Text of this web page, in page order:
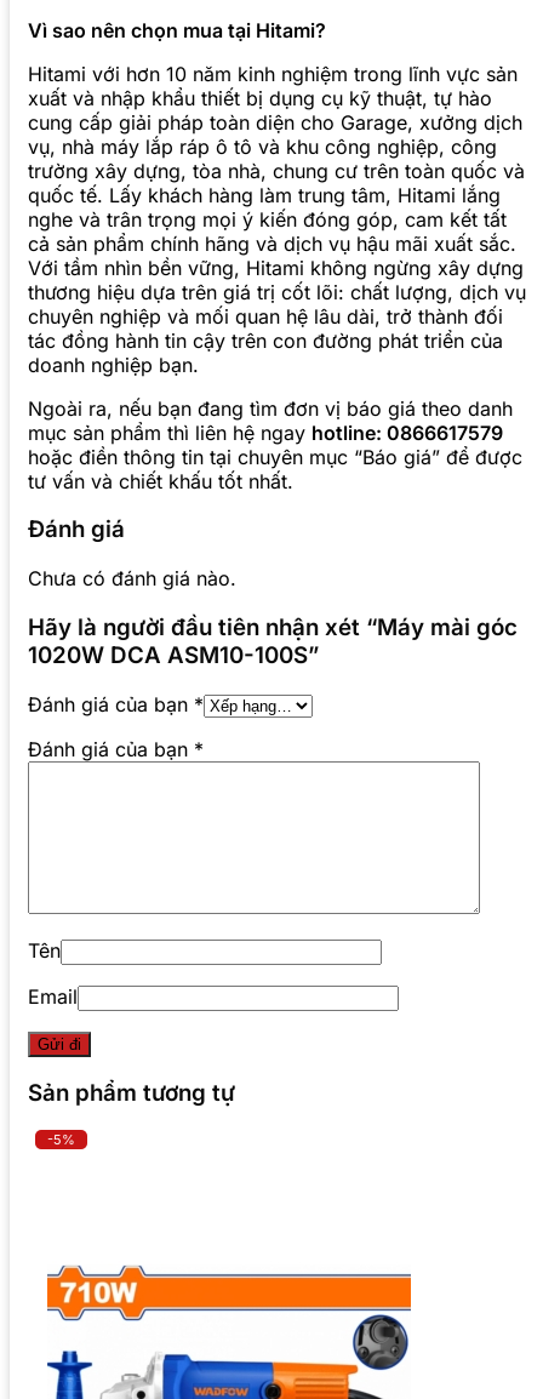
Vì sao nên chọn mua tại Hitami?
Hitami với hơn 10 năm kinh nghiệm trong lĩnh vực sản
xuất và nhập khẩu thiết bị dụng cụ kỹ thuật, tự hào
cung cấp giải pháp toàn diện cho Garage, xưởng dịch
vụ, nhà máy lắp ráp ô tô và khu công nghiệp, công
trường xây dựng, tòa nhà, chung cư trên toàn quốc và
quốc tế. Lấy khách hàng làm trung tâm, Hitami lắng
nghe và trân trọng mọi ý kiến đóng góp, cam kết tất
cả sản phẩm chính hãng và dịch vụ hậu mãi xuất sắc.
Với tầm nhìn bền vững, Hitami không ngừng xây dựng
thương hiệu dựa trên giá trị cốt lõi: chất lượng, dịch vụ
chuyên nghiệp và mối quan hệ lâu dài, trở thành đối
tác đồng hành tin cậy trên con đường phát triển của
doanh nghiệp bạn.
Ngoài ra, nếu bạn đang tìm đơn vị báo giá theo danh
mục sản phẩm thì liên hệ ngay hotline: 0866617579
hoặc điền thông tin tại chuyên mục “Báo giá” để được
tư vấn và chiết khấu tốt nhất.
Đánh giá
Chưa có đánh giá nào.
Hãy là người đầu tiên nhận xét “Máy mài góc
1020W DCA ASM10-100S”
Đánh giá của bạn *
Đánh giá của bạn *
Tên
Email
Sản phẩm tương tự
-5%